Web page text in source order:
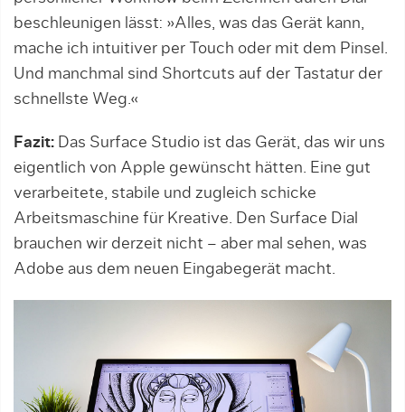
beschleunigen lässt: »Alles, was das Gerät kann,
mache ich intuitiver per Touch oder mit dem Pinsel.
Und manchmal sind Shortcuts auf der Tastatur der
schnellste Weg.«
Fazit: Das Surface Studio ist das Gerät, das wir uns
eigentlich von Apple gewünscht hätten. Eine gut
verarbeitete, stabile und zugleich schicke
Arbeitsmaschine für Kreative. Den Surface Dial
brauchen wir derzeit nicht – aber mal sehen, was
Adobe aus dem neuen Eingabegerät macht.